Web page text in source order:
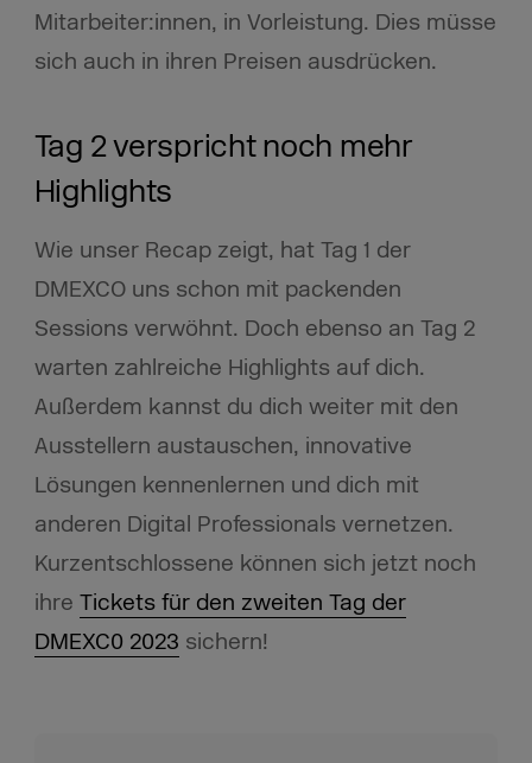
Mitarbeiter:innen, in Vorleistung. Dies müsse
sich auch in ihren Preisen ausdrücken.
Tag 2 verspricht noch mehr
Highlights
Wie unser Recap zeigt, hat Tag 1 der
DMEXCO uns schon mit packenden
Sessions verwöhnt. Doch ebenso an Tag 2
warten zahlreiche Highlights auf dich.
Außerdem kannst du dich weiter mit den
Ausstellern austauschen, innovative
Lösungen kennenlernen und dich mit
anderen Digital Professionals vernetzen.
Kurzentschlossene können sich jetzt noch
ihre Tickets für den zweiten Tag der
DMEXC0 2023 sichern!